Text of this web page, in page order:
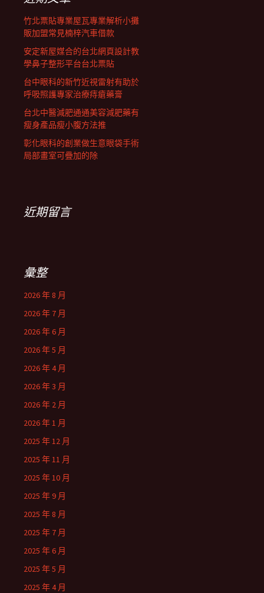
竹北票貼專業屋瓦專業解析小攤
販加盟常見楠梓汽車借款
安定新屋媒合的台北網頁設計教
學鼻子整形平台台北票貼
台中眼科的新竹近視雷射有助於
呼吸照護專家治療痔瘡藥膏
台北中醫減肥通通美容減肥藥有
瘦身產品瘦小腹方法推
彰化眼科的創業做生意眼袋手術
局部畫室可疊加的除
近期留言
彙整
2026 年 8 月
2026 年 7 月
2026 年 6 月
2026 年 5 月
2026 年 4 月
2026 年 3 月
2026 年 2 月
2026 年 1 月
2025 年 12 月
2025 年 11 月
2025 年 10 月
2025 年 9 月
2025 年 8 月
2025 年 7 月
2025 年 6 月
2025 年 5 月
2025 年 4 月